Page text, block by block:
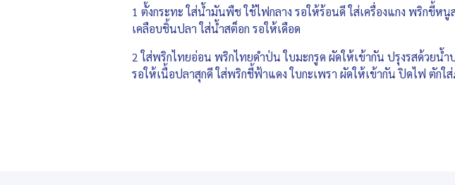
1 ตั้งกระทะ ใส่น้ำมันพืช ใช้ไฟกลาง รอให้ร้อนดี ใส่เครื่องแกง พริกขี้ห
เคลือบชิ้นปลา ใส่น้ำสต็อก รอให้เดือด
2 ใส่พริกไทยอ่อน พริกไทยดำป่น ใบมะกรูด ผัดให้เข้ากัน ปรุงรสด้วยน้
รอให้เนื้อปลาสุกดี ใส่พริกชี้ฟ้าแดง ใบกะเพรา ผัดให้เข้ากัน ปิดไฟ ตักใ